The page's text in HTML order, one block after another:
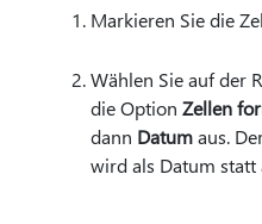
Markieren Sie die
Wählen Sie auf der
die Option Zellen
dann Datumaus.
wird als Datum statt